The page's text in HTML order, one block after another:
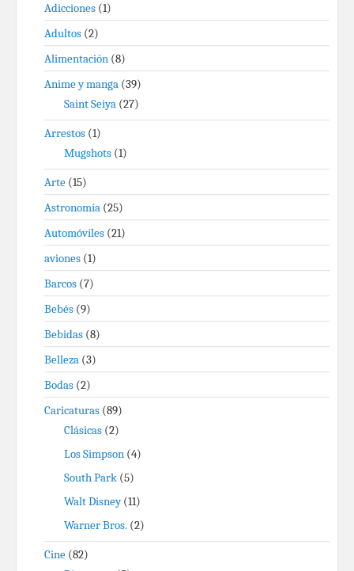
Adicciones (1)
Adultos (2)
Alimentación (8)
Anime y manga (39)
Saint Seiya (27)
Arrestos (1)
Mugshots (1)
Arte (15)
Astronomía (25)
Automóviles (21)
aviones (1)
Barcos (7)
Bebés (9)
Bebidas (8)
Belleza (3)
Bodas (2)
Caricaturas (89)
Clásicas (2)
Los Simpson (4)
South Park (5)
Walt Disney(11)
Warner Bros. (2)
Cine (82)